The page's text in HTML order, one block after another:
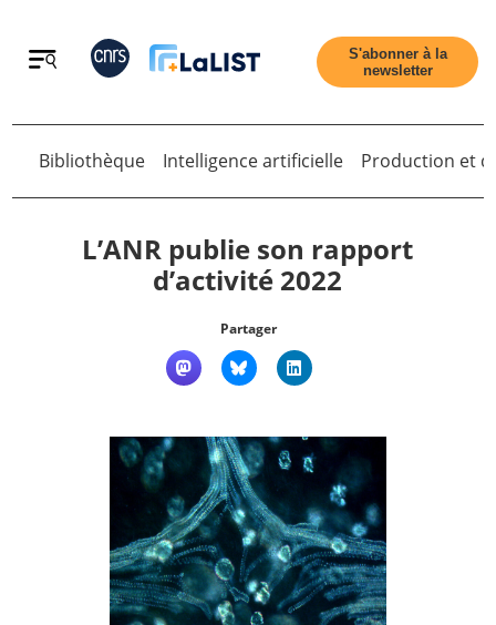
Retour
Qui sommes nous ?
Nous suivre
S'abonner à la
newsletter
Retour
Bibliothèque Intelligence artificielle Production et
L’ANR publie son rapport
d’activité 2022
Partager